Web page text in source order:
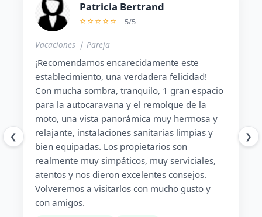
❮
Patricia Bertrand
⭐⭐⭐⭐⭐ 5/5
Vacaciones ❘ Pareja
¡Recomendamos encarecidamente este
establecimiento, una verdadera felicidad!
Con mucha sombra, tranquilo, 1 gran espacio
para la autocaravana y el remolque de la
moto, una vista panorámica muy hermosa y
relajante, instalaciones sanitarias limpias y
bien equipadas. Los propietarios son
realmente muy simpáticos, muy serviciales,
atentos y nos dieron excelentes consejos.
Volveremos a visitarlos con mucho gusto y
con amigos.
❯